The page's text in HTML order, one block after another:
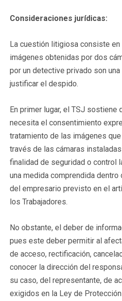
Consideraciones jurídicas:
La cuestión litigiosa consiste
imágenes obtenidas por dos
por un detective privado son
justificar el despido.
En primer lugar, el TSJ sostiene
necesita el consentimiento
tratamiento de las imágenes
través de las cámaras
finalidad de seguridad o control
una medida comprendida
del empresario previsto en el
los Trabajadores.
No obstante, el deber de
pues este deber permitir al
de acceso, rectificación,
conocer la dirección del
su caso, del representante, de
exigidos en la Ley de